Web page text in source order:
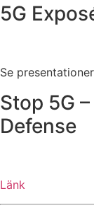
5G
Se presentationer
Stop 5G
Defense
Länk